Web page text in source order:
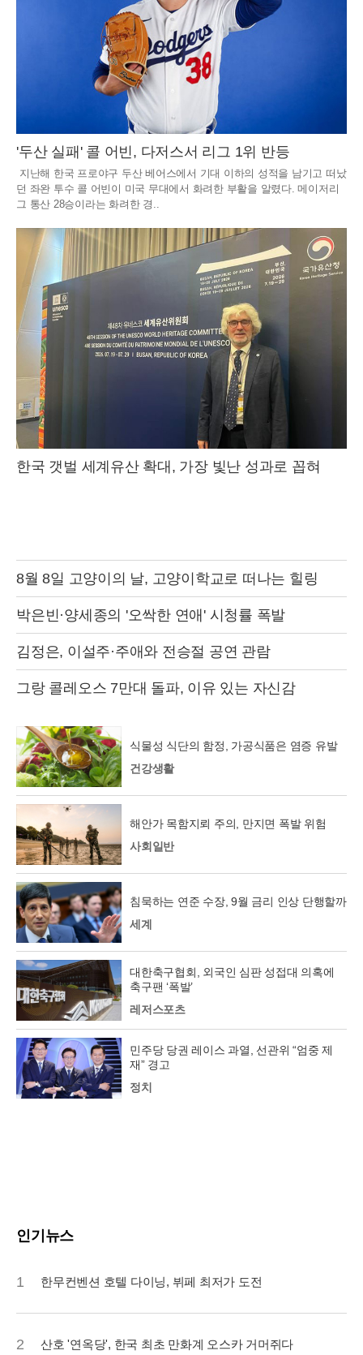
'두산 실패' 콜 어빈, 다저스서 리그 1위 반등
지난해 한국 프로야구 두산 베어스에서 기대 이하의 성적을 남기고 떠났
던 좌완 투수 콜 어빈이 미국 무대에서 화려한 부활을 알렸다. 메이저리
그 통산 28승이라는 화려한 경..
한국 갯벌 세계유산 확대, 가장 빛난 성과로 꼽혀
8월 8일 고양이의 날, 고양이학교로 떠나는 힐링
박은빈·양세종의 '오싹한 연애' 시청률 폭발
김정은, 이설주·주애와 전승절 공연 관람
그랑 콜레오스 7만대 돌파, 이유 있는 자신감
식물성 식단의 함정, 가공식품은 염증 유발
건강생활
해안가 목함지뢰 주의, 만지면 폭발 위험
사회일반
침묵하는 연준 수장, 9월 금리 인상 단행할까
세계
대한축구협회, 외국인 심판 성접대 의혹에
축구팬 ‘폭발’
레저스포츠
민주당 당권 레이스 과열, 선관위 “엄중 제
재” 경고
정치
인기뉴스
1 한무컨벤션 호텔 다이닝, 뷔페 최저가 도전
2 산호 '연옥당', 한국 최초 만화계 오스카 거머쥐다